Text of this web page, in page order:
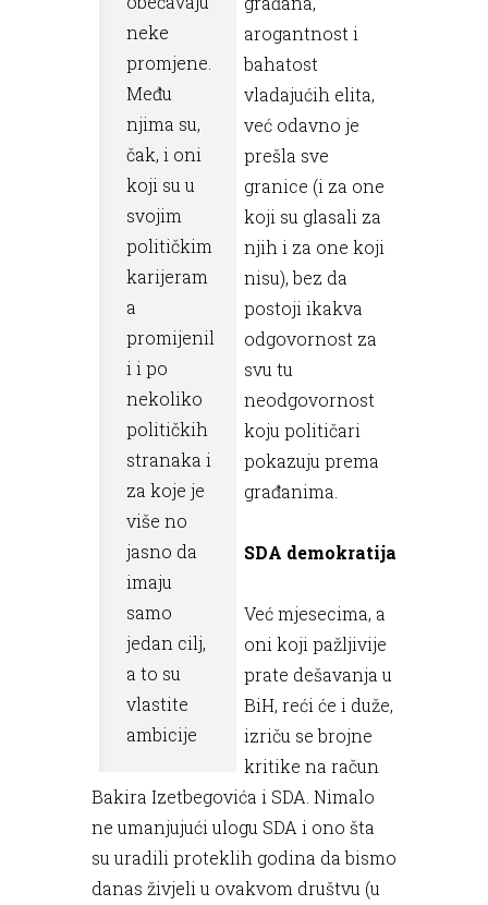
neke
promjene.
Među
njima su,
čak, i oni
koji su u
svojim
političkim
karijeram
a
promijenil
i i po
nekoliko
političkih
stranaka i
za koje je
više no
jasno da
imaju
samo
jedan cilj,
a to su
vlastite
ambicije
arogantnost i
bahatost
vladajućih elita,
već odavno je
prešla sve
granice (i za one
koji su glasali za
njih i za one koji
nisu), bez da
postoji ikakva
odgovornost za
svu tu
neodgovornost
koju političari
pokazuju prema
građanima.
SDA demokratija
Već mjesecima, a
oni koji pažljivije
prate dešavanja u
BiH, reći će i duže,
izriču se brojne
kritike na račun
Bakira Izetbegovića i SDA. Nimalo
ne umanjujući ulogu SDA i ono šta
su uradili proteklih godina da bismo
danas živjeli u ovakvom društvu (u